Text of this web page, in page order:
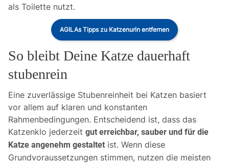
als Toilette nutzt.
AGILAs Tipps zu Katzenurin entfernen
So bleibt Deine Katze dauerhaft
stubenrein
Eine zuverlässige Stubenreinheit bei Katzen basiert
vor allem auf klaren und konstanten
Rahmenbedingungen. Entscheidend ist, dass das
Katzenklo jederzeit gut erreichbar, sauber und für die
Katze angenehm gestaltet ist. Wenn diese
Grundvoraussetzungen stimmen, nutzen die meisten